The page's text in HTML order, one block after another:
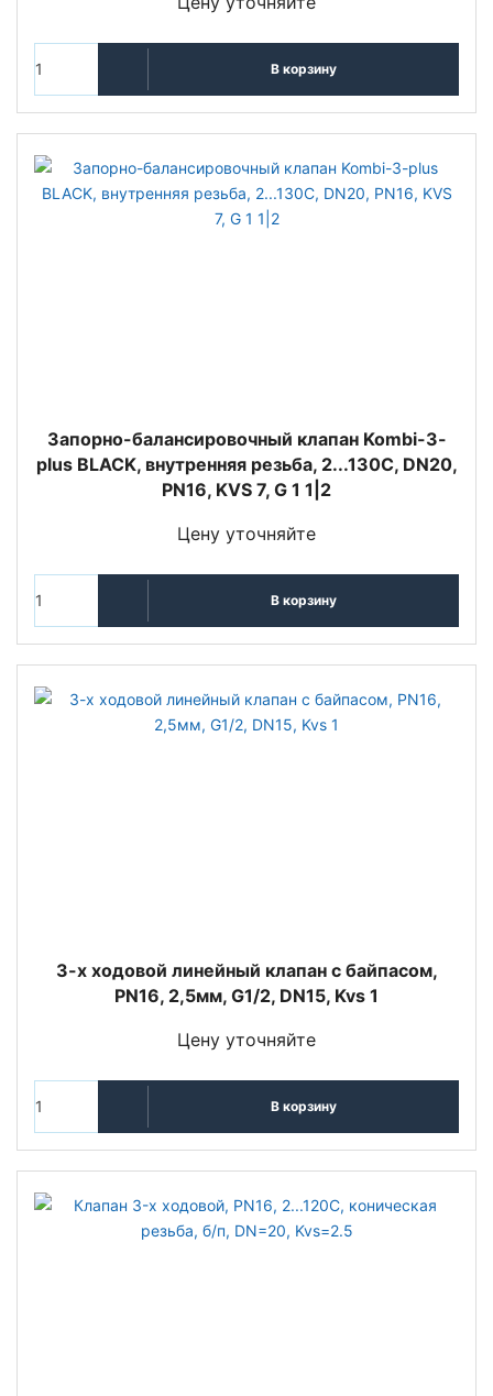
В корзину
Запорно-балансировочный клапан Kombi-3-
plus BLACK, внутренняя резьба, 2...130C, DN20,
PN16, KVS 7, G 1 1|2
Цену уточняйте
В корзину
3-х ходовой линейный клапан с байпасом,
PN16, 2,5мм, G1/2, DN15, Kvs 1
Цену уточняйте
В корзину